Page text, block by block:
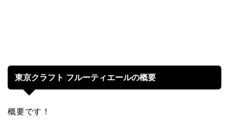
東京クラフト フルーティエールの概要
概要です！